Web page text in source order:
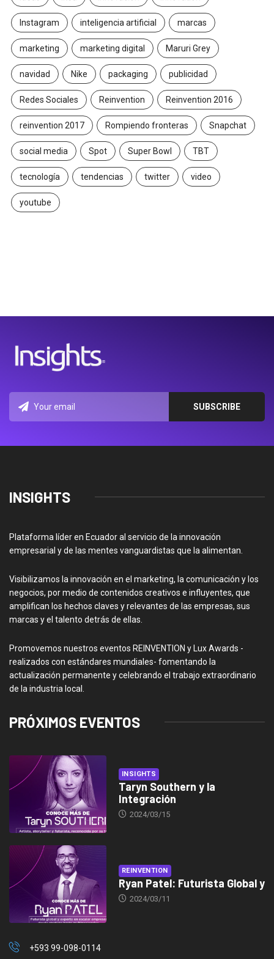
Instagram inteligencia artificial marcas
marketing marketing digital Maruri Grey
navidad Nike packaging publicidad
Redes Sociales Reinvention Reinvention 2016
reinvention 2017 Rompiendo fronteras Snapchat
social media Spot Super Bowl TBT
tecnología tendencias twitter video
youtube
INSIGHTS
Plataforma líder en Ecuador al servicio de la innovación
empresarial y de las mentes vanguardistas que la alimentan.
Visibilizamos la innovación en el marketing, la comunicación y los
negocios, por medio de contenidos creativos e influyentes, que
amplifican los hechos claves y relevantes de las empresas, sus
marcas y el talento detrás de ellas.
Promovemos nuestros eventos REINVENTION y Lux Awards -
realizados con estándares mundiales- fomentando la
actualización permanente y celebrando el trabajo extraordinario
de la industria local.
PRÓXIMOS EVENTOS
INSIGHTS
Taryn Southern y la
Integración
2024/03/15
REINVENTION
Ryan Patel: Futurista Global y
2024/03/11
+593 99-098-0114